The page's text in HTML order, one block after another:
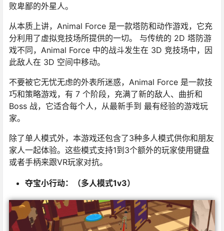
败卑鄙的外星人。
从本质上讲，Animal Force 是一款塔防和动作游戏，它充
分利用了虚拟竞技场所提供的一切。 与传统的 2D 塔防游
戏不同，Animal Force 中的战斗发生在 3D 竞技场中，因
此敌人在 3D 空间中移动。
不要被它无忧无虑的外表所迷惑，Animal Force 是一款技
巧和策略游戏，有 7 个阶段，充满了新的敌人、曲折和
Boss 战，它适合每个人，从最新手到 最有经验的游戏玩
家。
除了单人模式外，本游戏还包含了3种多人模式供你和朋友
家人一起体验。这些模式支持1到3个额外的玩家使用键盘
或者手柄来跟VR玩家对抗。
夺宝小行动：（多人模式1v3）